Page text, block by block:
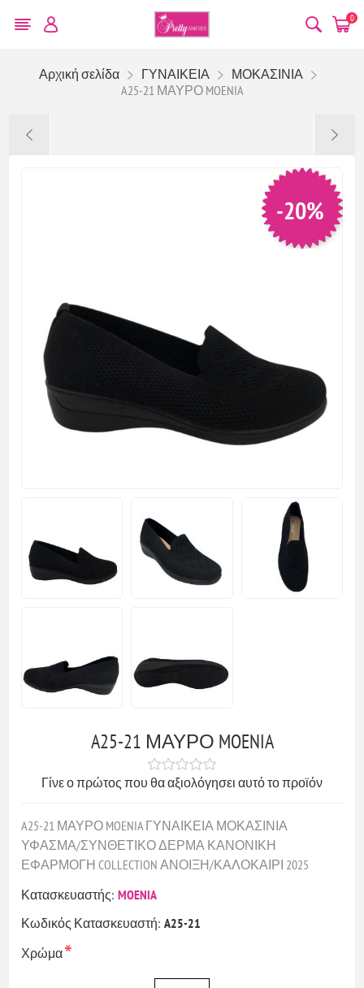
0
Αρχική σελίδα ΓΥΝΑΙΚΕΙΑ
ΜΟΚΑΣΙΝΙΑ
A25-21 ΜΑΥΡΟ MOENIA
-20%
A25-21 ΜΑΥΡΟ MOENIA
Γίνε ο πρώτος που θα αξιολόγησει αυτό το προϊόν
A25-21 ΜΑΥΡΟ MOENIA ΓΥΝΑΙΚΕΙΑ ΜΟΚΑΣΙΝΙΑ
ΥΦΑΣΜΑ/ΣΥΝΘΕΤΙΚΟ ΔΕΡΜΑ ΚΑΝΟΝΙΚΗ
ΕΦΑΡΜΟΓΗ COLLECTION ΑΝΟΙΞΗ/ΚΑΛΟΚΑΙΡΙ 2025
Κατασκευαστής: MOENIA
Κωδικός Κατασκευαστή: A25-21
Χρώμα*